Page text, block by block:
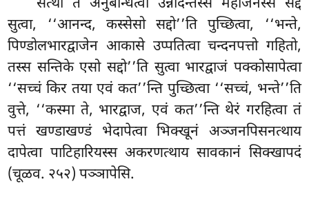
सत्था तं अनुबन्धित्वा उन्नादेन्तस्स महाजनस्स सद्दं
सुत्वा, ‘‘आनन्द, कस्सेसो सद्दो’’ति पुच्छित्वा, ‘‘भन्ते,
पिण्डोलभारद्वाजेन आकासे उप्पतित्वा चन्दनपत्तो गहितो,
तस्स सन्तिके एसो सद्दो’’ति सुत्वा भारद्वाजं पक्कोसापेत्वा
‘‘सच्चं किर तया एवं कत’’न्ति पुच्छित्वा ‘‘सच्चं, भन्ते’’ति
वुत्ते, ‘‘कस्मा ते, भारद्वाज, एवं कत’’न्ति थेरं गरहित्वा तं
पत्तं खण्डाखण्डं भेदापेत्वा भिक्खूनं अञ्जनपिसनत्थाय
दापेत्वा पाटिहारियस्स अकरणत्थाय सावकानं सिक्खापदं
(चूळव. २५२) पञ्ञापेसि.